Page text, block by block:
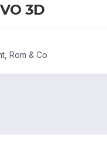
3D
Rom & Co